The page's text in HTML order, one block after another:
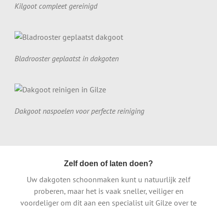
Kilgoot compleet gereinigd
Bladrooster geplaatst in dakgoten
Dakgoot naspoelen voor perfecte reiniging
Zelf doen of laten doen?
Uw dakgoten schoonmaken kunt u natuurlijk zelf
proberen, maar het is vaak sneller, veiliger en
voordeliger om dit aan een specialist uit Gilze over te